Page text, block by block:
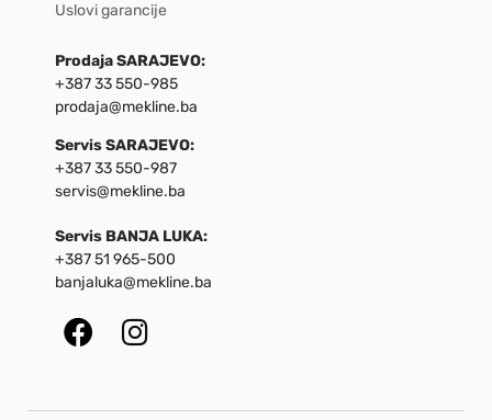
Uslovi garancije
Prodaja SARAJEVO:
+387 33 550-985
prodaja@mekline.ba
Servis SARAJEVO:
+387 33 550-987
servis@mekline.ba
Servis BANJA LUKA:
+387 51 965-500
banjaluka@mekline.ba